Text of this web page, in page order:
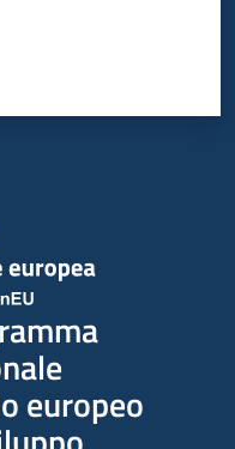
europeo